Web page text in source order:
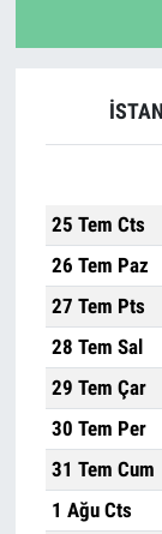
25 Tem Cts
26 Tem Paz
27 Tem Pts
28 Tem Sal
29 Tem Çar
30 Tem Per
31 Tem Cum
1 Ağu Cts